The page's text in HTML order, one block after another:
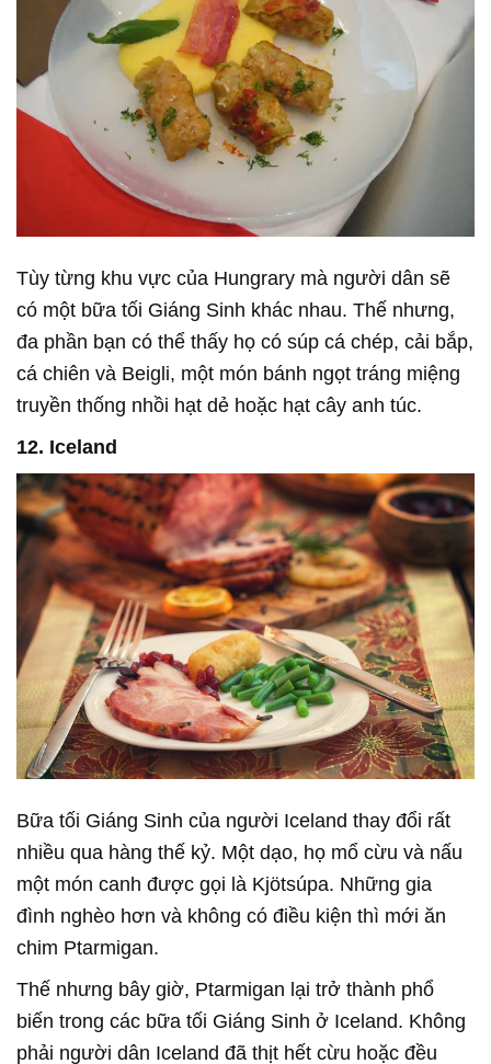
Tùy từng khu vực của Hungrary mà người dân sẽ
có một bữa tối Giáng Sinh khác nhau. Thế nhưng,
đa phần bạn có thể thấy họ có súp cá chép, cải bắp,
cá chiên và Beigli, một món bánh ngọt tráng miệng
truyền thống nhồi hạt dẻ hoặc hạt cây anh túc.
12. Iceland
Bữa tối Giáng Sinh của người Iceland thay đổi rất
nhiều qua hàng thế kỷ. Một dạo, họ mổ cừu và nấu
một món canh được gọi là Kjötsúpa. Những gia
đình nghèo hơn và không có điều kiện thì mới ăn
chim Ptarmigan.
Thế nhưng bây giờ, Ptarmigan lại trở thành phổ
biến trong các bữa tối Giáng Sinh ở Iceland. Không
phải người dân Iceland đã thịt hết cừu hoặc đều